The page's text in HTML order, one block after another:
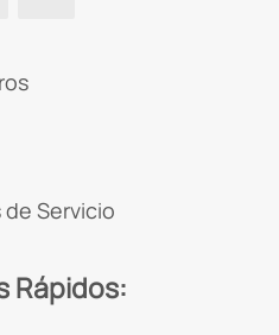
Servicio
Rápidos: